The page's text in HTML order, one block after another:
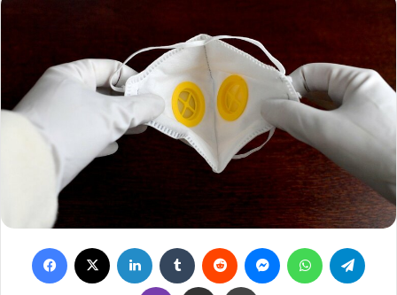
Facebook LinkedIn Tumblr Reddit MessengerWhatsApp
Viber Compartir por correo electrónicoImprimir